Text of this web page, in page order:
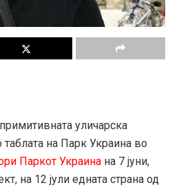
уличарска
таблата на Парк Украина во
Паркот Украина на 7 јуни,
на 12 јули едната страна од